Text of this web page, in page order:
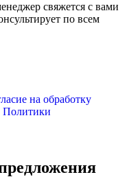
свяжется с вами
по всем
на обработку
Политики